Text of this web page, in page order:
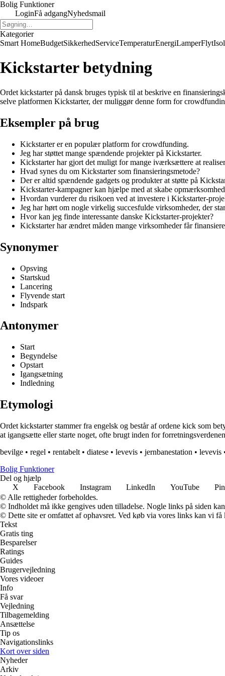
Bolig Funktioner
LoginFå adgangNyhedsmail
Kategorier
Smart HomeBudgetSikkerhedServiceTemperaturEnergiLamperFlyt
Kickstarter betydning
Ordet kickstarter på dansk bruges typisk til at beskrive en
selve platformen Kickstarter, der muliggør denne form for
Eksempler på brug
Kickstarter er en populær platform for crowdfunding.
Jeg har støttet mange spændende projekter på Kickstarter.
Kickstarter har gjort det muligt for mange iværksættere at
Hvad synes du om Kickstarter som finansieringsmetode?
Der er altid spændende gadgets og produkter at støtte på
Kickstarter-kampagner kan hjælpe med at skabe
Hvordan vurderer du risikoen ved at investere i Kickstarter-
Jeg har hørt om nogle virkelig succesfulde virksomheder, der
Hvor kan jeg finde interessante danske Kickstarter-projekter?
Kickstarter har ændret måden mange virksomheder får
Synonymer
Opsving
Startskud
Lancering
Flyvende start
Indspark
Antonymer
Start
Begyndelse
Opstart
Igangsætning
Indledning
Etymologi
Ordet kickstarter stammer fra engelsk og består af ordene kick som
at igangsætte eller starte noget, ofte brugt inden for
bevilge • regel • rentabelt • diatese • levevis • jernbanestation • levevis
Bolig Funktioner
Del og hjælp
X
Facebook Instagram LinkedIn YouTube
© Alle rettigheder forbeholdes.
© Indholdet må ikke gengives uden tilladelse. Nogle links på siden
© Dette site er omfattet af ophavsret. Ved køb via vores links kan vi
Tekst
Gratis ting
Besparelser
Ratings
Guides
Brugervejledning
Vores videoer
Info
Få svar
Vejledning
Tilbagemelding
Ansættelse
Tip os
Navigationslinks
Kort over siden
Nyheder
Arkiv